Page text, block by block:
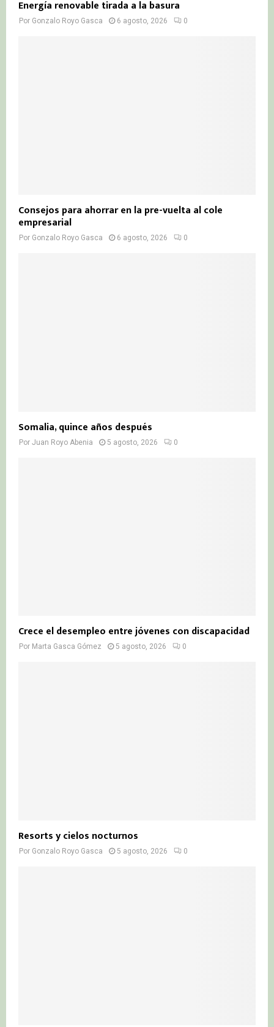
Energía renovable tirada a la basura
Por Gonzalo Royo Gasca 6 agosto, 2026 0
Consejos para ahorrar en la pre-vuelta al cole
empresarial
Por Gonzalo Royo Gasca 6 agosto, 2026 0
Somalia, quince años después
Por Juan Royo Abenia 5 agosto, 2026 0
Crece el desempleo entre jóvenes con discapacidad
Por Marta Gasca Gómez 5 agosto, 2026 0
Resorts y cielos nocturnos
Por Gonzalo Royo Gasca 5 agosto, 2026 0